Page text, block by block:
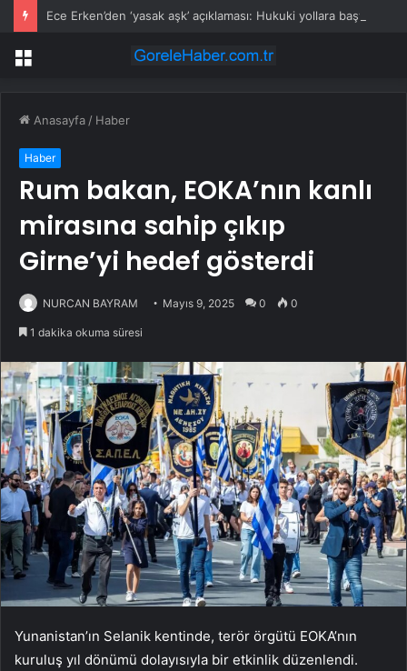
Menü
Anasayfa / Haber
Haber
Rum bakan, EOKA’nın kanlı
mirasına sahip çıkıp
Girne’yi hedef gösterdi
NURCAN BAYRAM Mayıs 9, 2025 0 0
1 dakika okuma süresi
Yunanistan’ın Selanik kentinde, terör örgütü EOKA’nın
kuruluş yıl dönümü dolayısıyla bir etkinlik düzenlendi.